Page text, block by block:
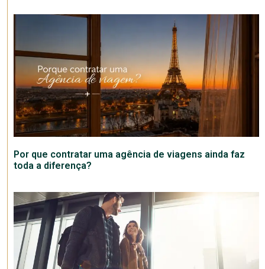
Por que contratar uma agência de viagens ainda faz
toda a diferença?